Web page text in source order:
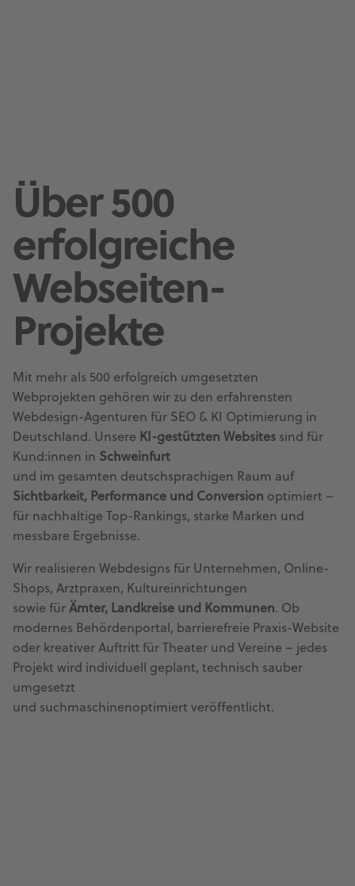
Über 500
erfolgreiche
Webseiten-
Projekte
Mit mehr als 500 erfolgreich umgesetzten
Webprojekten gehören wir zu den erfahrensten
Webdesign-Agenturen für SEO & KI Optimierung in
Deutschland. Unsere KI-gestützten Websites sind für
Kund:innen in Schweinfurt
und im gesamten deutschsprachigen Raum auf
Sichtbarkeit, Performance und Conversion optimiert –
für nachhaltige Top-Rankings, starke Marken und
messbare Ergebnisse.
Wir realisieren Webdesigns für Unternehmen, Online-
Shops, Arztpraxen, Kultureinrichtungen
sowie für Ämter, Landkreise und Kommunen. Ob
modernes Behördenportal, barrierefreie Praxis-Website
oder kreativer Auftritt für Theater und Vereine – jedes
Projekt wird individuell geplant, technisch sauber
umgesetzt
und suchmaschinenoptimiert veröffentlicht.